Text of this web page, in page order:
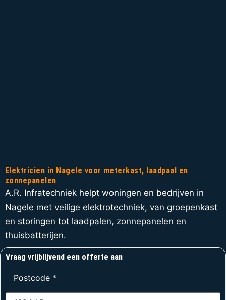
Elektricien in Nagele voor meterkast, laadpaal en
zonnepanelen
A.R. Infratechniek helpt woningen en bedrijven in
Nagele met veilige elektrotechniek, van groepenkast
en storingen tot laadpalen, zonnepanelen en
thuisbatterijen.
Vraag vrijblijvend een offerte aan
Postcode *